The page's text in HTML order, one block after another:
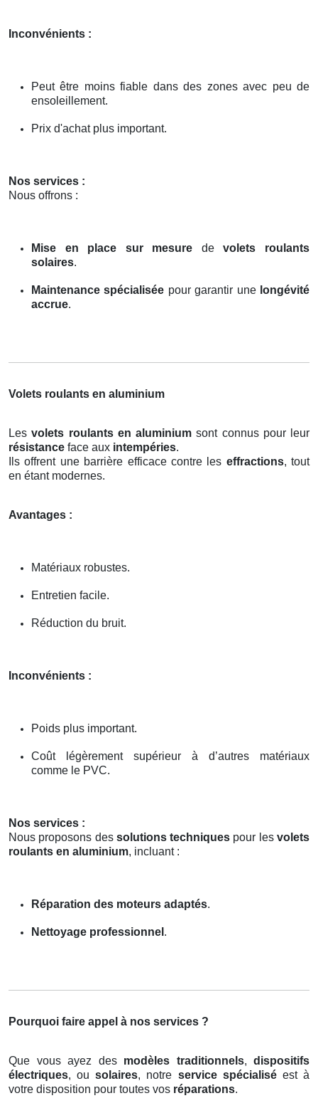
Inconvénients :
Peut être moins fiable dans des zones avec peu de
ensoleillement.
Prix d'achat plus important.
Nos services :
Nous offrons :
Mise en place sur mesure devolets roulants
solaires.
Maintenance spécialisée pour garantir une longévité
accrue.
Volets roulants en aluminium
Lesvolets roulants en aluminium sont connus pour leur
résistance face aux intempéries.
Ils offrent une barrière efficace contre les effractions, tout
en étant modernes.
Avantages :
Matériaux robustes.
Entretien facile.
Réduction du bruit.
Inconvénients :
Poids plus important.
Coût légèrement supérieur à d’autres matériaux
comme le PVC.
Nos services :
Nous proposons des solutions techniques pour lesvolets
roulants en aluminium, incluant :
Réparation des moteurs adaptés.
Nettoyage professionnel .
Pourquoi faire appel à nos services ?
Que vous ayez des modèles traditionnels, dispositifs
électriques, ousolaires, notre service spécialiséest à
votre disposition pour toutes vos réparations.